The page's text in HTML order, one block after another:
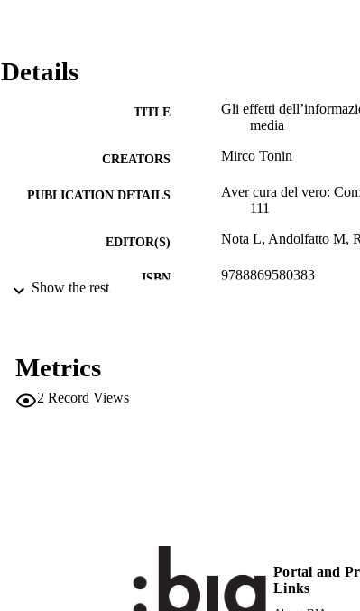
Details
TITLE
Gli effetti
media
CREATORS Mirco Tonin
PUBLICATION DETAILS
Aver cura del vero:
111
EDITOR(S) Nota L, Andolfatto M,
ISBN 9788869580383
RESOURCE TYPE Book chapter
Show the rest
Metrics
2 Record Views
Portal and
Links